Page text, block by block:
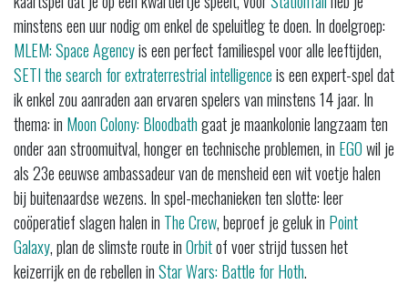
minstens een uur nodig om enkel de speluitleg te doen. In doelgroep:
MLEM: Space Agencyis een perfect familiespel voor alle leeftijden,
SETI the search for extraterrestrial intelligenceis een expert-spel dat
ik enkel zou aanraden aan ervaren spelers van minstens 14 jaar. In
thema: in Moon Colony: Bloodbathgaat je maankolonie langzaam ten
onder aan stroomuitval, honger en technische problemen, in EGOwil je
als 23e eeuwse ambassadeur van de mensheid een wit voetje halen
bij buitenaardse wezens. In spel-mechanieken ten slotte: leer
coöperatief slagen halen in The Crew, beproef je geluk in Point
Galaxy, plan de slimste route inOrbitof voer strijd tussen het
keizerrijk en de rebellen inStar Wars: Battle for Hoth.